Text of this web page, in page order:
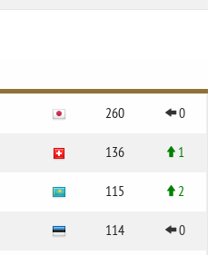
260 0
136 1
115 2
114 0